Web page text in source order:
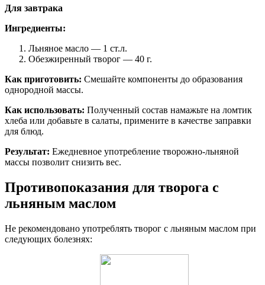
Для завтрака
Ингредиенты:
Льняное масло — 1 ст.л.
Обезжиренный творог — 40 г.
Как приготовить: Смешайте компоненты до образования
однородной массы.
Как использовать: Полученный состав намажьте на ломтик
хлеба или добавьте в салаты, примените в качестве заправки
для блюд.
Результат: Ежедневное употребление творожно-льняной
массы позволит снизить вес.
Противопоказания для творога с
льняным маслом
Не рекомендовано употреблять творог с льняным маслом при
следующих болезнях: